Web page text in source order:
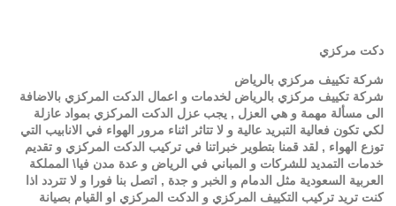
دكت مركزي
شركة تكييف مركزي بالرياض
شركة تكييف مركزي بالرياض لخدمات و اعمال الدكت المركزي بالاضافة
الى مسألة مهمة و هي العزل , يجب عزل الدكت المركزي بمواد عازلة
لكي تكون فعالية التبريد عالية و لا تتاثر اثناء مرور الهواء في الانابيب التي
توزع الهواء , لقد قمنا بتطوير خبراتنا في تركيب الدكت المركزي و تقديم
خدمات التمديد للشركات و المباني في الرياض و عدة مدن فيا\ المملكة
العربية السعودية مثل الدمام و الخبر و جدة , اتصل بنا فورا و لا تتردد اذا
كنت تريد تركيب التكييف المركزي و الدكت المركزي او القيام بصيانة